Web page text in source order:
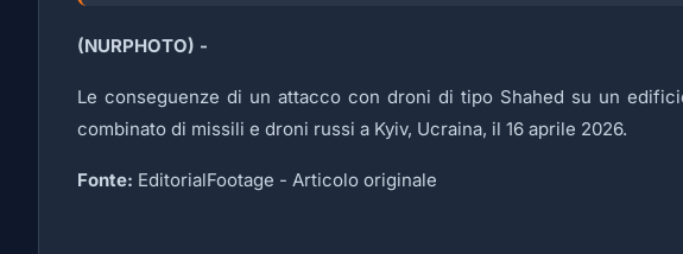
(NURPHOTO) -
Le conseguenze di un attacco con droni di tipo Shahed su un
combinato di missili e droni russi a Kyiv, Ucraina, il 16 aprile 2026.
Fonte: EditorialFootage - Articolo originale